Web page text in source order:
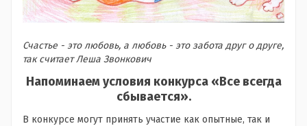
Счастье - это любовь, а любовь - это забота друг о друге,
так считает Леша Звонкович
Напоминаем условия конкурса «Все всегда
сбывается».
В конкурсе могут принять участие как опытные, так и